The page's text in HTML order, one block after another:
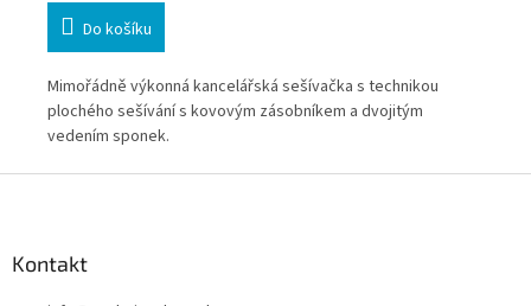
Do košíku
Mimořádně výkonná kancelářská sešívačka s technikou
plochého sešívání s kovovým zásobníkem a dvojitým
vedením sponek.
Kontakt